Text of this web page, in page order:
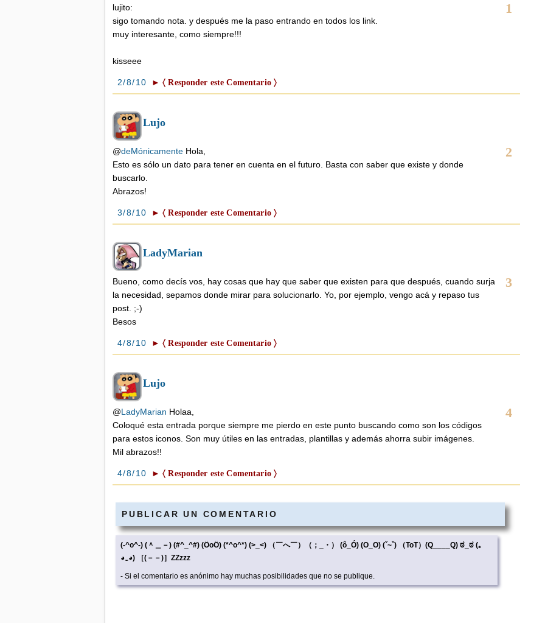
se puede ahorrar espacio
en una entrada. Con es ...
1
lujito:
sigo tomando nota. y después me la paso entrando en todos los link.
muy interesante, como siempre!!!
kisseee
2/8/10 ► 〈 Responder este Comentario 〉
Lujo
2
@deMónicamente Hola,
Esto es sólo un dato para tener en cuenta en el futuro. Basta con saber que existe y donde
buscarlo.
Abrazos!
3/8/10 ► 〈 Responder este Comentario 〉
LadyMarian
3
Bueno, como decís vos, hay cosas que hay que saber que existen para que después, cuando surja
la necesidad, sepamos donde mirar para solucionarlo. Yo, por ejemplo, vengo acá y repaso tus
post. ;-)
Besos
4/8/10 ► 〈 Responder este Comentario 〉
Lujo
4
@LadyMarian Holaa,
Coloqué esta entrada porque siempre me pierdo en este punto buscando como son los códigos
para estos iconos. Son muy útiles en las entradas, plantillas y además ahorra subir imágenes.
Mil abrazos!!
4/8/10 ► 〈 Responder este Comentario 〉
PUBLICAR UN COMENTARIO
(-^o^-) (＾＿－) (#^_^#) (ÖoÖ) (*^o^*) (>_<) （￣へ￣）（；_・） (ô_Ó) (O_O) (ˇ~ˇ) （ToT）(Q____Q) ಠ_ಠ (｡
◕‿◕) ［(－－)］ZZzzz
- Si el comentario es anónimo hay muchas posibilidades que no se publique.